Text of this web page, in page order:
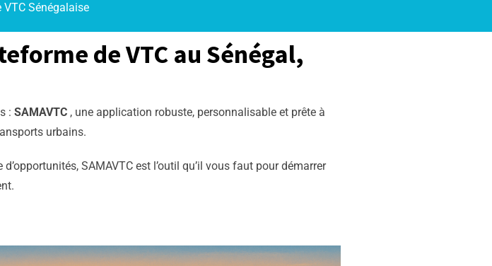
Sénégalaise
de VTC au Sénégal,
: SAMAVTC, une application robuste, personnalisable et prête à
urbains.
SAMAVTC est l’outil qu’il vous faut pour démarrer